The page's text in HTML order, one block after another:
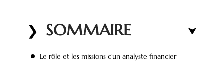
SOMMAIRE
Le rôle et les missions d’un analyste financier